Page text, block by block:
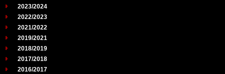
2023/2024
2022/2023
2021/2022
2019/2021
2018/2019
2017/2018
2016/2017